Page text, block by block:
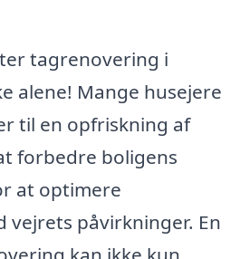
tagrenovering i
alene! Mange husejere
til en opfriskning af
forbedre boligens
at optimere
vejrets påvirkninger. En